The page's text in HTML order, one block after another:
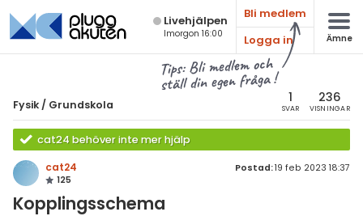
Live­hjälpen
Imorgon 16:00
Bli medlem
Logga in
Ämne
Tips: Bli medlem och
ställ din egen fråga !
Fysik / Grundskola 1
SVAR
236
VISNINGAR
cat24 behöver inte mer hjälp
cat24
125
Postad:19 feb 2023 18:37
Kopplingsschema
Alla ämnen
Fysik
Alla trådar
Grundskola
& Bygg